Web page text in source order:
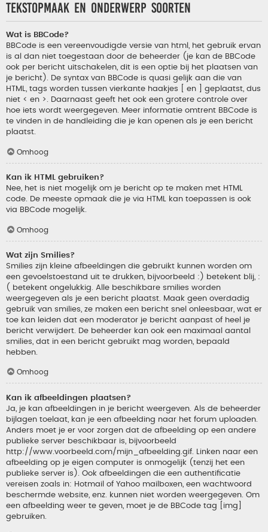
Tekstopmaak en onderwerp soorten
Wat is BBCode?
BBCode is een vereenvoudigde versie van html, het gebruik ervan
is al dan niet toegestaan door de beheerder (je kan de BBCode
ook per bericht uitschakelen, dit is een optie bij het plaatsen van
je bericht). De syntax van BBCode is quasi gelijk aan die van
HTML, tags worden tussen vierkante haakjes [ en ] geplaatst, dus
niet < en >. Daarnaast geeft het ook een grotere controle over
hoe iets wordt weergegeven. Meer informatie omtrent BBCode is
te vinden in de handleiding die je kan openen als je een bericht
plaatst.
Omhoog
Kan ik HTML gebruiken?
Nee, het is niet mogelijk om je bericht op te maken met HTML
code. De meeste opmaak die je via HTML kan toepassen is ook
via BBCode mogelijk.
Omhoog
Wat zijn Smilies?
Smilies zijn kleine afbeeldingen die gebruikt kunnen worden om
een gevoelstoestand uit te drukken, bijvoorbeeld :) betekent blij, :
( betekent ongelukkig. Alle beschikbare smilies worden
weergegeven als je een bericht plaatst. Maak geen overdadig
gebruik van smilies, ze maken een bericht snel onleesbaar, wat er
toe kan leiden dat een moderator je bericht aanpast of heel je
bericht verwijdert. De beheerder kan ook een maximaal aantal
smilies, dat in een bericht gebruikt mag worden, bepaald
hebben.
Omhoog
Kan ik afbeeldingen plaatsen?
Ja, je kan afbeeldingen in je bericht weergeven. Als de beheerder
bijlagen toelaat, kan je een afbeelding naar het forum uploaden.
Anders moet je er voor zorgen dat de afbeelding op een andere
publieke server beschikbaar is, bijvoorbeeld
http://www.voorbeeld.com/mijn_afbeelding.gif. Linken naar een
afbeelding op je eigen computer is onmogelijk (tenzij het een
publieke server is). Ook afbeeldingen die een authentificatie
vereisen zoals in: Hotmail of Yahoo mailboxen, een wachtwoord
beschermde website, enz. kunnen niet worden weergegeven. Om
een afbeelding weer te geven, moet je de BBCode tag [img]
gebruiken.